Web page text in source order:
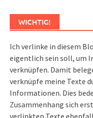
WICHTIG!
Ich verlinke in diesem
eigentlich sein soll, um
verknüpfen. Damit
verknüpfe meine Texte
Informationen. Dies
Zusammenhang sich